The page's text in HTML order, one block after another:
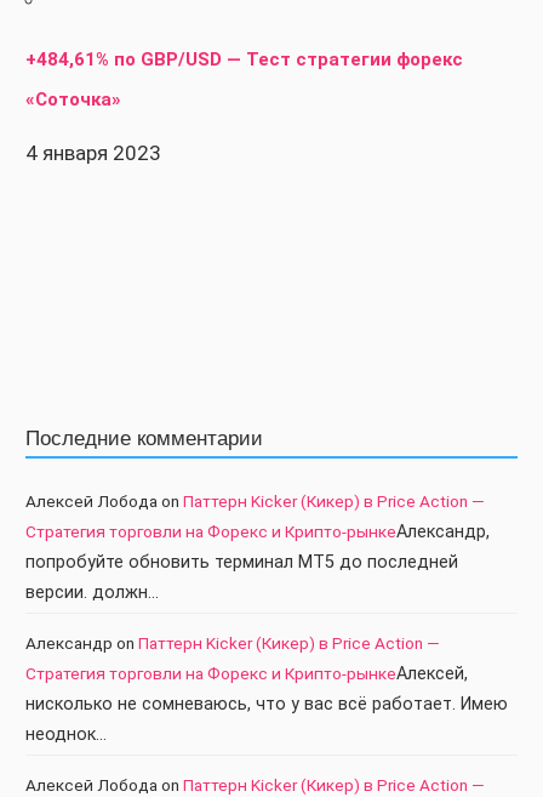
+484,61% по GBP/USD — Тест стратегии форекс
«Соточка»
4 января 2023
Последние комментарии
Алексей Лобода on Паттерн Kicker (Кикер) в Price Action —
Стратегия торговли на Форекс и Крипто-рынкеАлександр,
попробуйте обновить терминал МТ5 до последней
версии. должн…
Александр on Паттерн Kicker (Кикер) в Price Action —
Стратегия торговли на Форекс и Крипто-рынкеАлексей,
нисколько не сомневаюсь, что у вас всё работает. Имею
неоднок…
Алексей Лобода on Паттерн Kicker (Кикер) в Price Action —